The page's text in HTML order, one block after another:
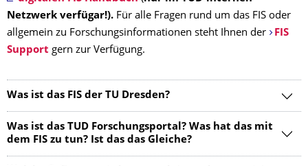
Netzwerk verfügar!). Für alle Fragen rund um das FIS oder
allgemein zu Forschungsinformationen steht Ihnen der
FIS
Support gern zur Verfügung.
Was ist das FIS der TU Dresden?
Was ist das TUD Forschungsportal? Was hat das mit
dem FIS zu tun? Ist das das Gleiche?